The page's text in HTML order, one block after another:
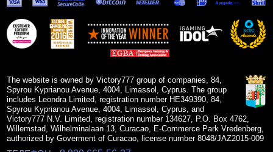
11729 ₽
alex***
Bratva
The website is owned by Victory777 group of companies, 84,
Spyrou Kyprianou Avenue, 4004, Limassol, Cyprus. The group
includes Leondra Limited, registration number HE349390, 84,
Spyrou Kyprianou Avenue, 4004, Limassol, Cyprus, and
Victory777 N.V. Limited, registration number 134627, P.O. Box 4762,
Willemstad, Wilhelminalaan 13, Curacao, E-Commerce Park Vredenberg,
authorized by Goverment of Curacao, license number 8048/JAZ2015-009